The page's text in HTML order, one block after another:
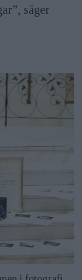
säger